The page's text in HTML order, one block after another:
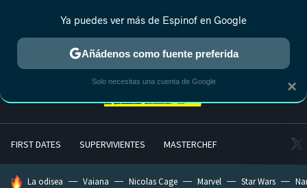
FIRST DATES SUPERVIVIENTES MASTERCHEF
HOY SE HABLA DE
La odisea Vaiana Nicolas Cage Marvel Star Wars
×
Ya puedes ver más de Espinof en Google
Añádenos como fuente preferida
Solo necesitas una cuenta de Google